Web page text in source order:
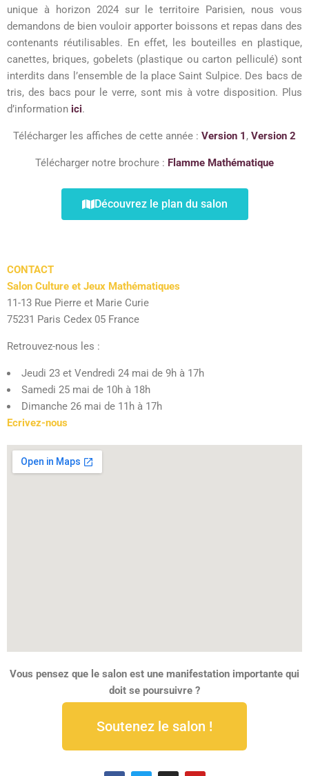
unique à horizon 2024 sur le territoire Parisien, nous vous
demandons de bien vouloir apporter boissons et repas dans des
contenants réutilisables. En effet, les bouteilles en plastique,
canettes, briques, gobelets (plastique ou carton pelliculé) sont
interdits dans l’ensemble de la place Saint Sulpice. Des bacs de
tris, des bacs pour le verre, sont mis à votre disposition. Plus
d’information ici.
Télécharger les affiches de cette année : Version 1 , Version 2
Télécharger notre brochure : Flamme Mathématique
Découvrez le plan du salon
CONTACT
Salon Culture et Jeux Mathématiques
11-13 Rue Pierre et Marie Curie
75231 Paris Cedex 05 France
Retrouvez-nous les :
Jeudi 23 et Vendredi 24 mai de 9h à 17h
Samedi 25 mai de 10h à 18h
Dimanche 26 mai de 11h à 17h
Ecrivez-nous
Vous pensez que le salon est une manifestation importante qui
doit se poursuivre ?
Soutenez le salon !